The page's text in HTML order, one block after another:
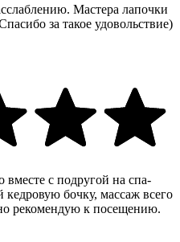
Мастера лапочки
за такое удовольствие)
вместе с подругой на спа-
бочку, массаж всего
рекомендую к посещению.